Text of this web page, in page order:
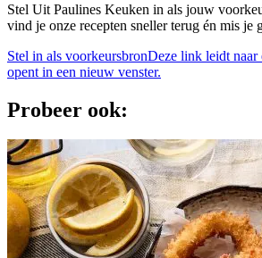
Stel Uit Paulines Keuken in als jouw
vind je onze recepten sneller terug én mis je
Stel in als voorkeursbronDeze link leidt naar
opent in een nieuw venster.
Probeer ook: